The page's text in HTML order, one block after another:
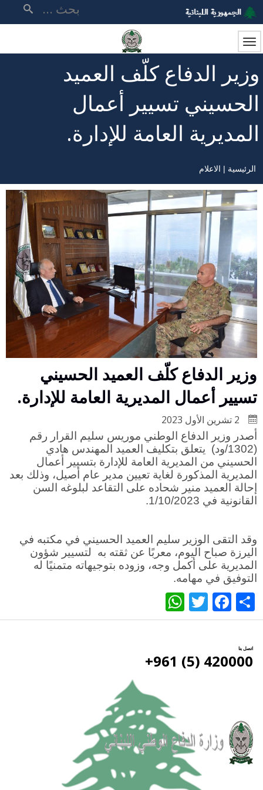
تجاوز
إلى
المحتوى
الرئيسي
وزير الدفاع كلّف العميد
الحسيني تسيير أعمال
المديرية العامة للإدارة.
مسار
التنقل
الرئيسية الاعلام
وزير الدفاع كلّف العميد الحسيني
تسيير أعمال المديرية العامة للإدارة.
أصدر وزير الدفاع الوطني موريس سليم القرار رقم
(1302/ود) يتعلق بتكليف العميد المهندس هادي
الحسيني من المديرية العامة للإدارة بتسيير أعمال
المديرية المذكورة لغاية تعيين مدير عام أصيل، وذلك بعد
إحالة العميد منير شحاده على التقاعد لبلوغه السن
القانونية في 1/10/2023.
وقد التقى الوزير سليم العميد الحسيني في مكتبه في
اليرزة صباح اليوم، معربًا عن ثقته به لتسيير شؤون
المديرية على أكمل وجه، وزوده بتوجيهاته متمنيًا له
التوفيق في مهامه.
Share
Facebook
Twitter
اتصل بنا
420000 (5) 961+